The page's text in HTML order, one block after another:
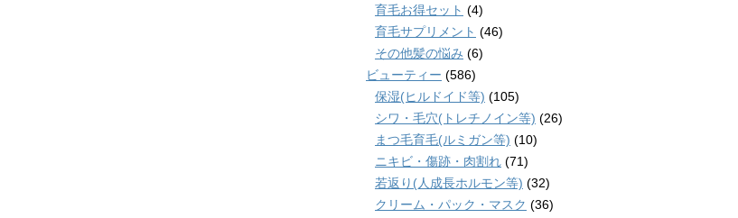
育毛お得セット (4)
育毛サプリメント (46)
その他髪の悩み (6)
ビューティー (586)
保湿(ヒルドイド等) (105)
シワ・毛穴(トレチノイン等) (26)
まつ毛育毛(ルミガン等) (10)
ニキビ・傷跡・肉割れ (71)
若返り(人成長ホルモン等) (32)
クリーム・パック・マスク (36)